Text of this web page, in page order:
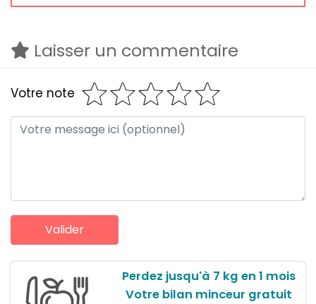
Laisser un commentaire
Votre note
Perdez jusqu'à 7 kg en 1 mois
Votre bilan minceur gratuit